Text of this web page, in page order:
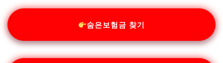
숨은보험금 찾기